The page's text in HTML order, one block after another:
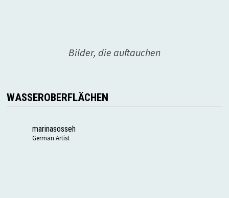
Bilder, die auftauchen
WASSEROBERFLÄCHEN
marinasosseh
German Artist